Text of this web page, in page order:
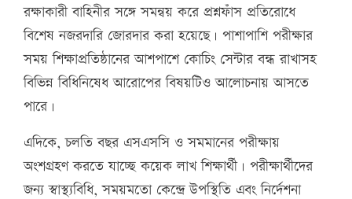
রক্ষাকারী বাহিনীর সঙ্গে সমন্বয় করে প্রশ্নফাঁস প্রতিরোধে
বিশেষ নজরদারি জোরদার করা হয়েছে। পাশাপাশি পরীক্ষার
সময় শিক্ষাপ্রতিষ্ঠানের আশপাশে কোচিং সেন্টার বন্ধ রাখাসহ
বিভিন্ন বিধিনিষেধ আরোপের বিষয়টিও আলোচনায় আসতে
পারে।
এদিকে, চলতি বছর এসএসসি ও সমমানের পরীক্ষায়
অংশগ্রহণ করতে যাচ্ছে কয়েক লাখ শিক্ষার্থী। পরীক্ষার্থীদের
জন্য স্বাস্থ্যবিধি, সময়মতো কেন্দ্রে উপস্থিতি এবং নির্দেশনা